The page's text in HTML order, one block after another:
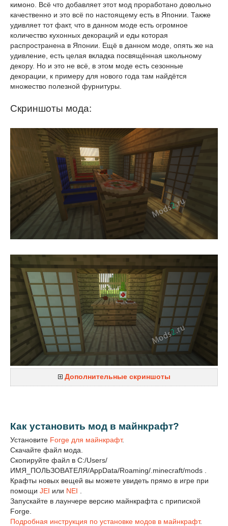
кимоно. Всё что добавляет этот мод проработано довольно
качественно и это всё по настоящему есть в Японии. Также
удивляет тот факт, что в данном моде есть огромное
количество кухонных декораций и еды которая
распространена в Японии. Ещё в данном моде, опять же на
удивление, есть целая вкладка посвящённая школьному
декору. Но и это не всё, в этом моде есть сезонные
декорации, к примеру для нового года там найдётся
множество полезной фурнитуры.
Скриншоты мода:
Дополнительные скриншоты
Как установить мод в майнкрафт?
Установите Forge для майнкрафт.
Скачайте файл мода.
Скопируйте файл в C:/Users/
ИМЯ_ПОЛЬЗОВАТЕЛЯ/AppData/Roaming/.minecraft/mods .
Крафты новых вещей вы можете увидеть прямо в игре при
помощи JEI или NEI
Запускайте в лаунчере версию майнкрафта с припиской
Forge.
Подробная инструкция по установке модов в майнкрафт.